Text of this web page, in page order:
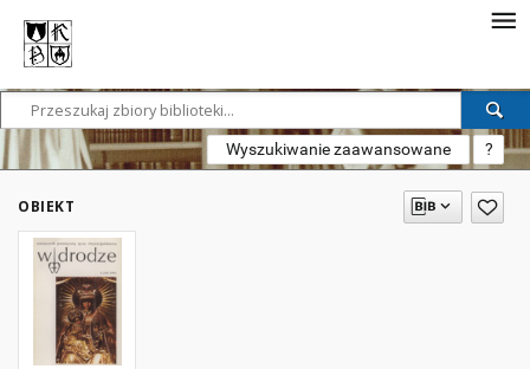
Wyszukiwanie zaawansowane ?
OBIEKT